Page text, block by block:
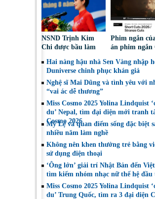
NSND Trịnh Kim
Chi được bầu làm
Nghệ sĩ Sân khấu
Việt Nam
Phim ngắn
án phim ngắn
tại LHP quốc
Toronto 2026
Hai nàng hậu nhà Sen Vàng nhập
Duniverse chinh phục khán giả
Nghệ sĩ Mai Dũng và tình yêu với
“vai ác dễ thương”
Miss Cosmo 2025 Yolina Lindquist
du’ Nepal, tìm đại diện mới tranh
Cosmo 2026
Mỹ Lệ và quan điểm sống đặc biệt
nhiều năm làm nghề
Không nên khen thưởng trẻ bằng
sử dụng điện thoại
‘Ông lớn’ giải trí Nhật Bản đến
tìm kiếm nhóm nhạc nữ thế hệ đầu
Miss Cosmo 2025 Yolina Lindquist
du’ Trung Quốc, tìm ra 3 đại diện